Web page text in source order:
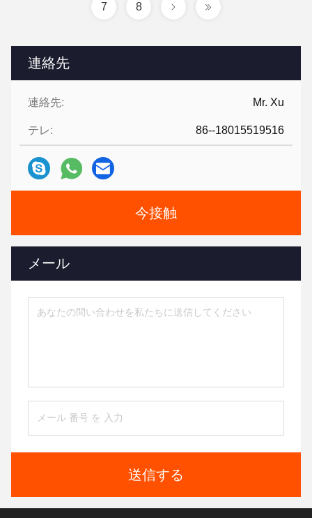
連絡先
連絡先: Mr. Xu
テレ: 86--18015519516
今接触
メール
送信する
7 8